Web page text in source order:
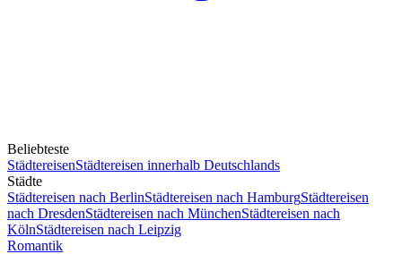
Beliebteste
StädtereisenStädtereisen innerhalb Deutschlands
Städte
Städtereisen nach BerlinStädtereisen nach HamburgStädtereisen
nach DresdenStädtereisen nach MünchenStädtereisen nach
KölnStädtereisen nach Leipzig
Romantik